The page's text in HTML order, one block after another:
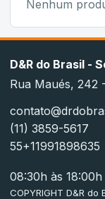
Nenhum
D&R do Brasil -
Rua Maués, 242
(11) 3859-5617
55+11991898635
08:30h às 18:00h
COPYRIGHT D&R